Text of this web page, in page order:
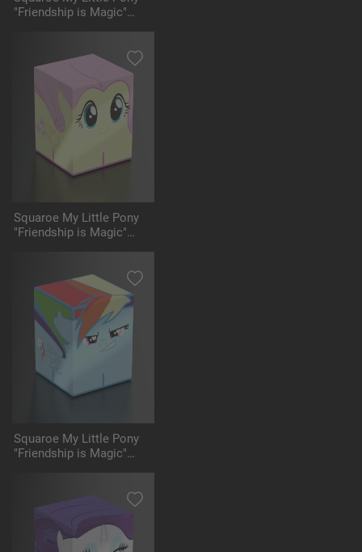
"Friendship is Magic"
Squaroe My Little Pony
"Friendship is Magic"
Squaroe My Little Pony
"Friendship is Magic"